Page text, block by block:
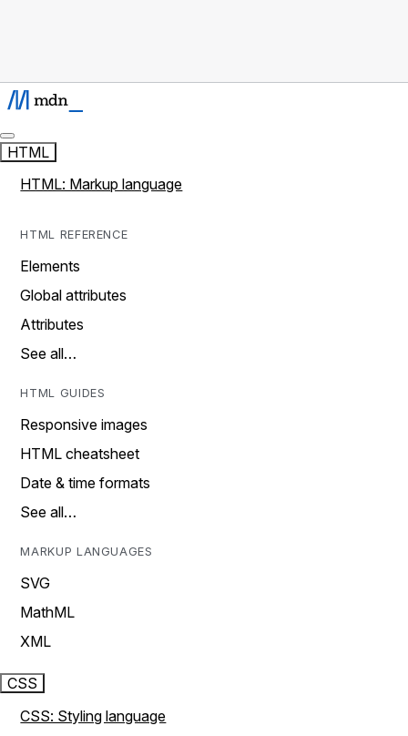
HTML
HTML: Markup language
HTML REFERENCE
Elements
Global attributes
Attributes
See all…
HTML GUIDES
Responsive images
HTML cheatsheet
Date & time formats
See all…
MARKUP LANGUAGES
SVG
MathML
XML
CSS
CSS: Styling language